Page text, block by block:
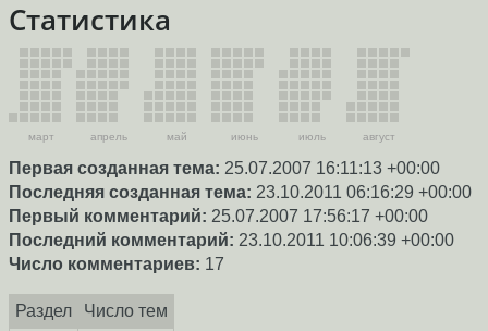
Статистика
март апрель май июнь июль август
Первая созданная тема: 25.07.2007 16:11:13 +00:00
Последняя созданная тема: 23.10.2011 06:16:29 +00:00
Первый комментарий: 25.07.2007 17:56:17 +00:00
Последний комментарий: 23.10.2011 10:06:39 +00:00
Число комментариев: 17
Раздел Число тем